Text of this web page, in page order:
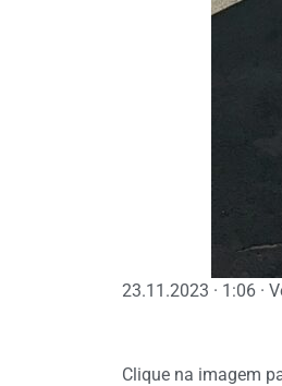
23.11.2023 · 1:06 ·
Clique na imagem